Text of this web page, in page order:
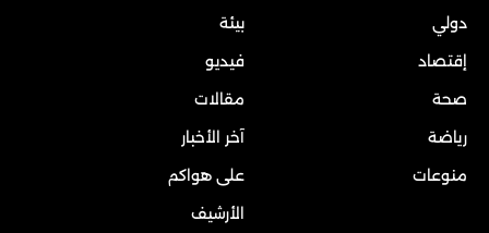
دولي
إقتصاد
صحة
رياضة
منوعات
بيئة
فيديو
مقالات
آخر الأخبار
على هواكم
الأرشيف